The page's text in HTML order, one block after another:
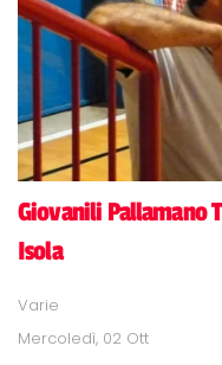
Giovanili Pallamano
Isola
Varie
Mercoledì, 02 Ott